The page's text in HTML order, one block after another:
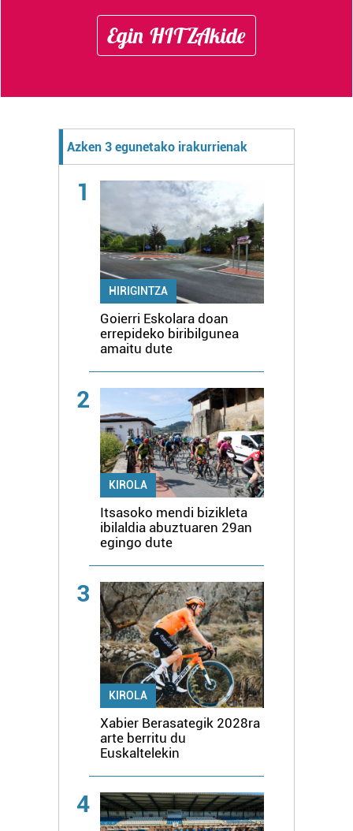
Egin HITZAkide
Azken 3 egunetako irakurrienak
1
HIRIGINTZA
Goierri Eskolara doan
errepideko biribilgunea
amaitu dute
2
KIROLA
Itsasoko mendi bizikleta
ibilaldia abuztuaren 29an
egingo dute
3
KIROLA
Xabier Berasategik 2028ra
arte berritu du
Euskaltelekin
4